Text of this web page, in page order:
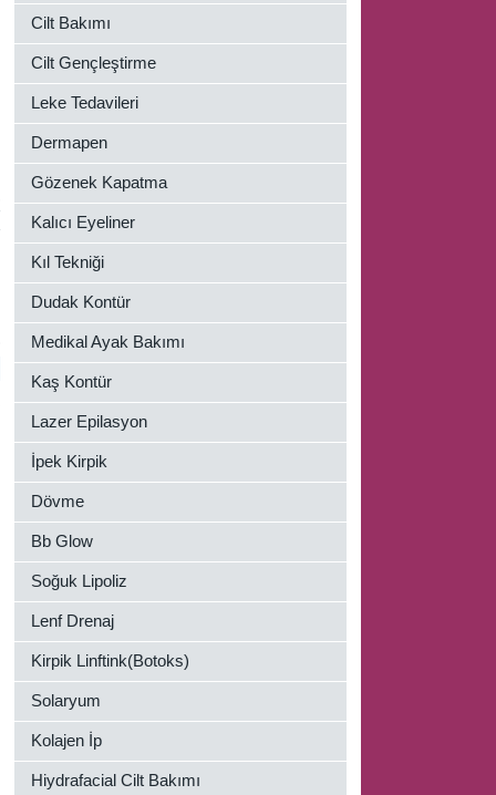
Cilt Bakımı
Cilt Gençleştirme
Leke Tedavileri
Dermapen
Gözenek Kapatma
Kalıcı Eyeliner
Kıl Tekniği
Dudak Kontür
Medikal Ayak Bakımı
Kaş Kontür
Lazer Epilasyon
İpek Kirpik
Dövme
Bb Glow
Soğuk Lipoliz
Lenf Drenaj
Kirpik Linftink(Botoks)
Solaryum
Kolajen İp
Hiydrafacial Cilt Bakımı